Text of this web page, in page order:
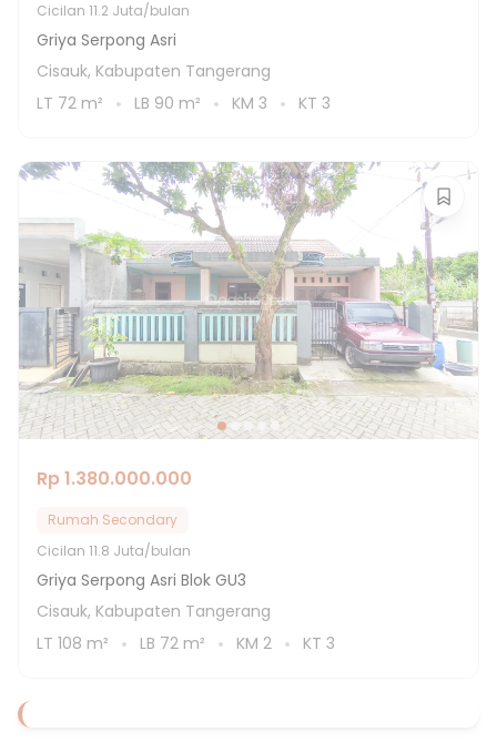
Cicilan 11.2 Juta/bulan
Griya Serpong Asri
Cisauk, Kabupaten Tangerang
LT 72 m² LB 90 m² KM 3 KT 3
Rp 1.380.000.000
Rumah Secondary
Cicilan 11.8 Juta/bulan
Griya Serpong Asri Blok GU3
Cisauk, Kabupaten Tangerang
LT 108 m² LB 72 m² KM 2 KT 3